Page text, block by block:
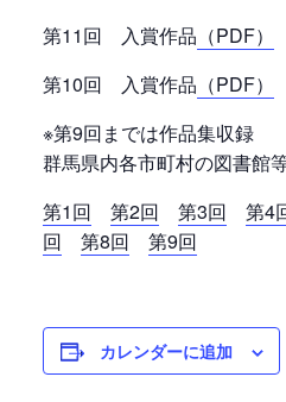
第11回 入賞作品 （PDF）
第10回 入賞作品 （PDF）
※第9回までは作品集収録
群馬県内各市町村の図書館
第1回
第2回 第3回 第4
回
第8回 第9回
カレンダーに追加